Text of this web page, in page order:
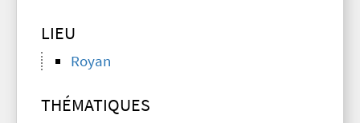
LIEU
Royan
THÉMATIQUES